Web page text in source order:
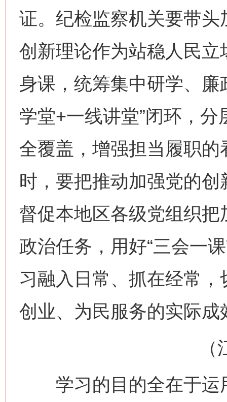
证。纪检监察机关要带
创新理论作为站稳人民
身课，统筹集中研学、
学堂+一线讲堂”闭环，
全覆盖，增强担当履职
时，要把推动加强党的
督促本地区各级党组织
政治任务，用好“三会一
习融入日常、抓在经常
创业、为民服务的实际成
（江
学习的目的全在于运